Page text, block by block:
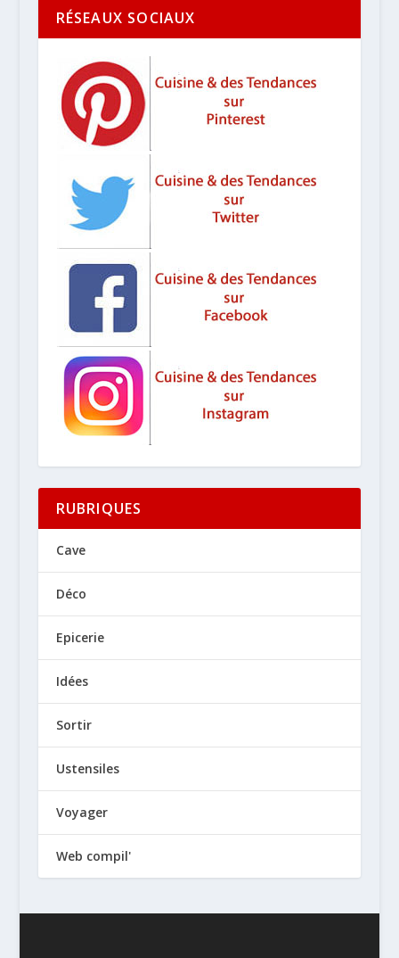
RÉSEAUX SOCIAUX
RUBRIQUES
Cave
Déco
Epicerie
Idées
Sortir
Ustensiles
Voyager
Web compil'